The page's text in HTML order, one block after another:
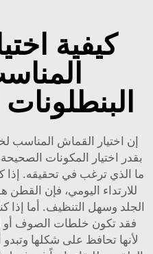
كيفية
إن اختيار القماش المناسب
بقدر اختيار المكونات
ما الذي ترغب في تحقيقه.
للارتداء اليومي، فإن القطن
الجلد وسهل التنظيف. أما
فقد تكون خلطات الصوف أو
لأنها تحافظ على شكلها